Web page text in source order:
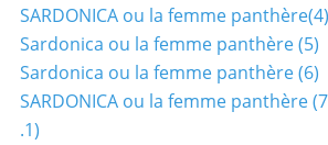
SARDONICA ou la femme panthère(4)
Sardonica ou la femme panthère (5)
Sardonica ou la femme panthère (6)
SARDONICA ou la femme panthère (7
.1)